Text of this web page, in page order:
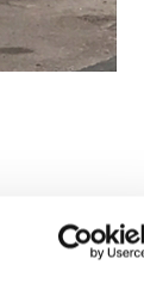
Förutom att